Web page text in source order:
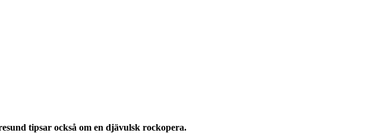
tipsar också om en djävulsk rockopera.